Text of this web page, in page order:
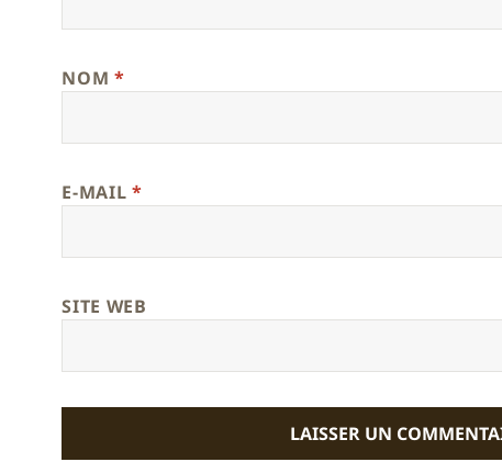
NOM *
E-MAIL *
SITE WEB